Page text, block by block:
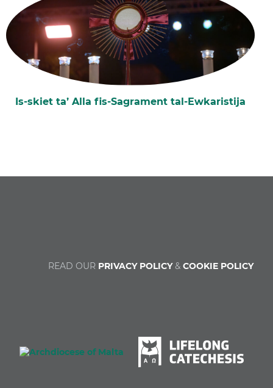
Is-skiet ta’ Alla fis-Sagrament tal-Ewkaristija
READ OUR PRIVACY POLICY& COOKIE POLICY